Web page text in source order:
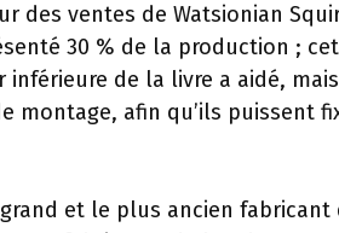
des ventes de Watsionian
30 % de la production ;
de la livre a aidé,
montage, afin qu’ils puissent
et le plus ancien fabricant